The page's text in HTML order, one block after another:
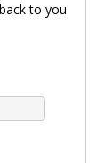
to you